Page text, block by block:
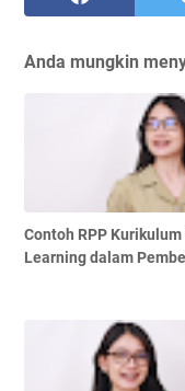
Anda mungkin
Contoh RPP Kurikulum
Learning dalam